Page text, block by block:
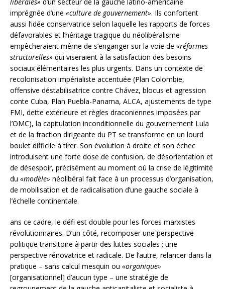
imprégnée d’une «culture de gouvernement». Ils confortent
aussi l’idée conservatrice selon laquelle les rapports de forces
défavorables et l’héritage tragique du néolibéralisme
empêcheraient même de s’enganger sur la voie de «réformes
structurelles» qui viseraient à la satisfaction des besoins
sociaux élémentaires les plus urgents. Dans un contexte de
recolonisation impérialiste accentuée (Plan Colombie,
offensive déstabilisatrice contre Chávez, blocus et agression
conte Cuba, Plan Puebla-Panama, ALCA, ajustements de type
FMI, dette extérieure et règles draconiennes imposées par
l’OMC), la capitulation inconditionnelle du gouvernement Lula
et de la fraction dirigeante du PT se transforme en un lourd
boulet difficile à tirer. Son évolution à droite et son échec
introduisent une forte dose de confusion, de désorientation et
de désespoir, précisément au moment où la crise de légitimité
du «modèle» néolibéral fait face à un processus d’organisation,
de mobilisation et de radicalisation d’une gauche sociale à
l’échelle continentale.
ans ce cadre, le défi est double pour les forces marxistes
révolutionnaires. D’un côté, recomposer une perspective
politique transitoire à partir des luttes sociales ; une
perspective rénovatrice et radicale. De l’autre, relancer dans la
pratique – sans calcul mesquin ou «organique»
[organisationnel] d’aucun type – une stratégie de